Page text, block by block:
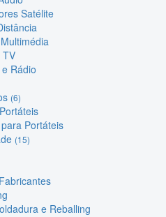
Satélite
TV
Rádio
(6)
Portáteis
(15)
e Reballing